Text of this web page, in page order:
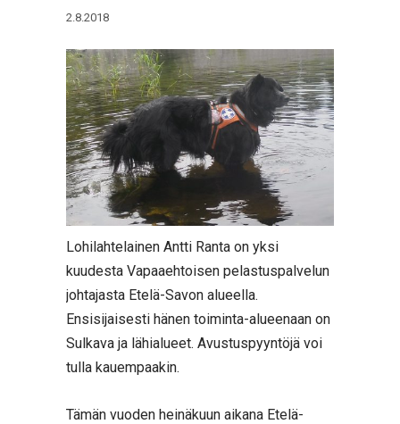
2.8.2018
Lohilahtelainen Antti Ranta on yksi
kuudesta Vapaaehtoisen pelastuspalvelun
johtajasta Etelä-Savon alueella.
Ensisijaisesti hänen toiminta-alueenaan on
Sulkava ja lähialueet. Avustuspyyntöjä voi
tulla kauempaakin.
Tämän vuoden heinäkuun aikana Etelä-